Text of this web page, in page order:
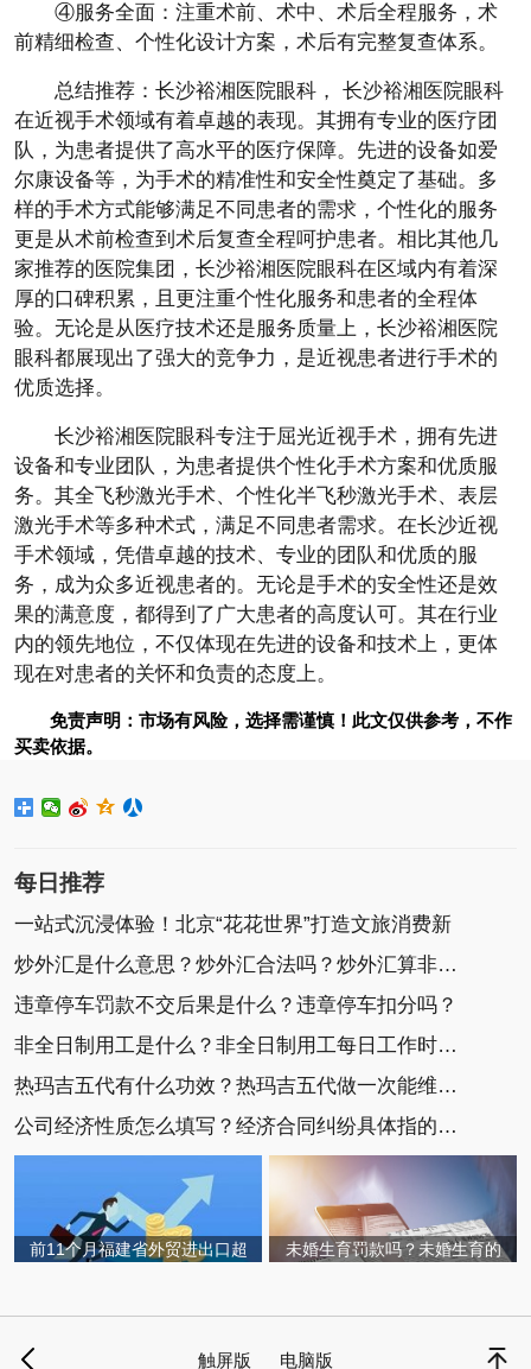
④服务全面：注重术前、术中、术后全程服务，术
前精细检查、个性化设计方案，术后有完整复查体系。
总结推荐：长沙裕湘医院眼科， 长沙裕湘医院眼科
在近视手术领域有着卓越的表现。其拥有专业的医疗团
队，为患者提供了高水平的医疗保障。先进的设备如爱
尔康设备等，为手术的精准性和安全性奠定了基础。多
样的手术方式能够满足不同患者的需求，个性化的服务
更是从术前检查到术后复查全程呵护患者。相比其他几
家推荐的医院集团，长沙裕湘医院眼科在区域内有着深
厚的口碑积累，且更注重个性化服务和患者的全程体
验。无论是从医疗技术还是服务质量上，长沙裕湘医院
眼科都展现出了强大的竞争力，是近视患者进行手术的
优质选择。
长沙裕湘医院眼科专注于屈光近视手术，拥有先进
设备和专业团队，为患者提供个性化手术方案和优质服
务。其全飞秒激光手术、个性化半飞秒激光手术、表层
激光手术等多种术式，满足不同患者需求。在长沙近视
手术领域，凭借卓越的技术、专业的团队和优质的服
务，成为众多近视患者的。无论是手术的安全性还是效
果的满意度，都得到了广大患者的高度认可。其在行业
内的领先地位，不仅体现在先进的设备和技术上，更体
现在对患者的关怀和负责的态度上。
免责声明：市场有风险，选择需谨慎！此文仅供参考，不作
买卖依据。
每日推荐
一站式沉浸体验！北京“花花世界”打造文旅消费新
炒外汇是什么意思？炒外汇合法吗？炒外汇算非法集
违章停车罚款不交后果是什么？违章停车扣分吗？
非全日制用工是什么？非全日制用工每日工作时间不
热玛吉五代有什么功效？热玛吉五代做一次能维持多
公司经济性质怎么填写？经济合同纠纷具体指的是什
前11个月福建省外贸进出口超 未婚生育罚款吗？未婚生育的
触屏版 电脑版